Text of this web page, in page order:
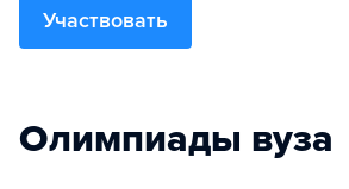
Участвовать
Олимпиады вуза